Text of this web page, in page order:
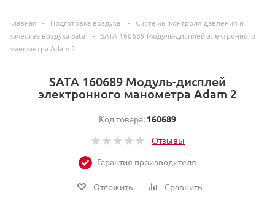
Главная - Подготовка воздуха -
Системы контроля давления и
качества воздуха Sata
-
SATA 160689 Модуль-дисплей электронного
манометра Adam 2
SATA 160689 Модуль-дисплей
электронного манометра Adam 2
Код товара: 160689
Отзывы
Гарантия производителя
Отложить Сравнить